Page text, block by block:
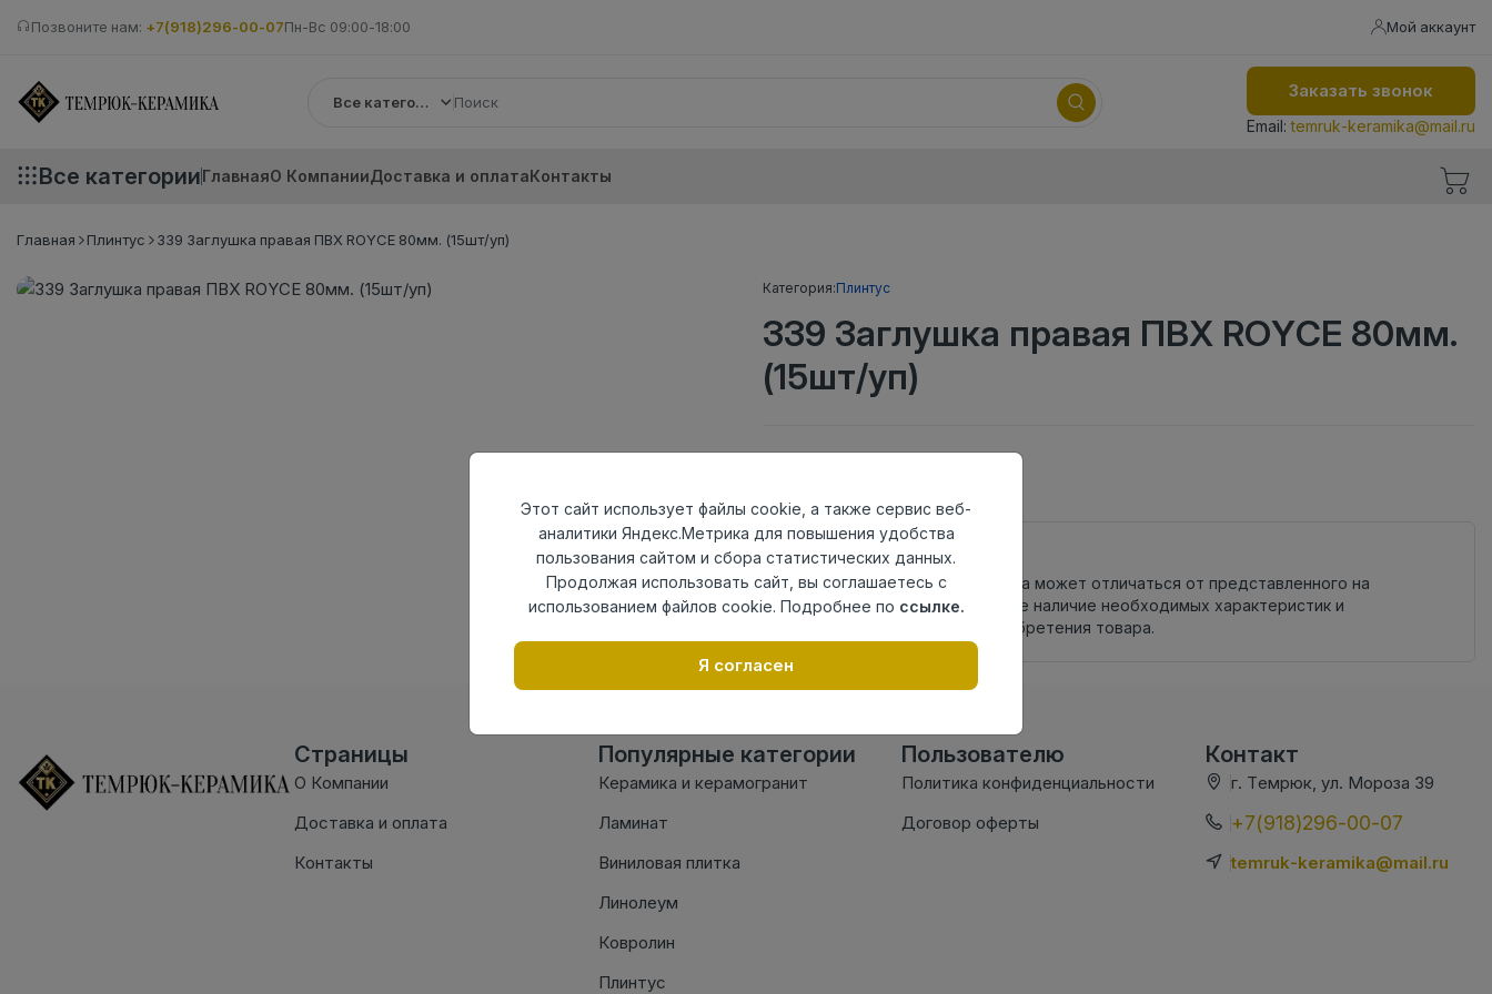
Позвоните нам: +7(918)296-00-07Пн-Вс 09:00-18:00 Мой аккаунт
Все категории
Заказать звонок
Email:temruk-keramika@mail.ru
Все категорииГлавнаяО КомпанииДоставка и оплатаКонтакты
Главная Плинтус 339 Заглушка правая ПВХ ROYCE 80мм. (15шт/уп)
Категория:Плинтус
339 Заглушка правая ПВХ ROYCE 80мм.
(15шт/уп)
Материал
ПВХ
Нет в наличии
Внимание! Внешний вид товара может отличаться от представленного на
настоящем сайте. Проверяйте наличие необходимых характеристик и
комплектации в момент приобретения товара.
Страницы
О Компании
Доставка и оплата
Контакты
Популярные категории
Керамика и керамогранит
Ламинат
Виниловая плитка
Линолеум
Ковролин
Плинтус
Пользователю
Политика конфиденциальности
Договор оферты
Контакт
г. Темрюк, ул. Мороза 39
+7(918)296-00-07
temruk-keramika@mail.ru
Этот сайт использует файлы cookie, а также сервис веб-
аналитики Яндекс.Метрика для повышения удобства
пользования сайтом и сбора статистических данных.
Продолжая использовать сайт, вы соглашаетесь с
использованием файлов cookie. Подробнее по ссылке.
Я согласен